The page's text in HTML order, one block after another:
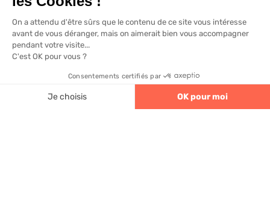
Pour une installation de 6 kWc, une batterie de 5 à
10 kWh est recommandée selon votre consommation
nocturne et le
France Habitat ENR affine ce calcul avec vos
Comment calculer la capacité utile
4.6 320 avis